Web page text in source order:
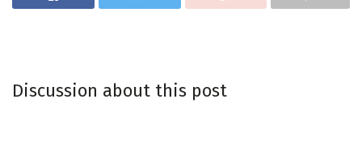
Discussion about this post